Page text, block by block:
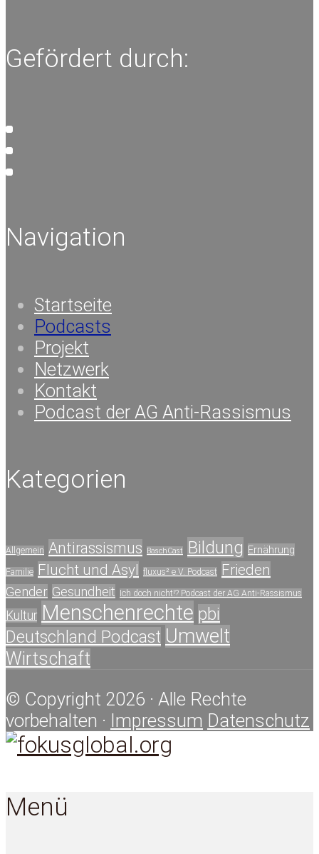
Gefördert durch:
Navigation
Startseite
Podcasts
Projekt
Netzwerk
Kontakt
Podcast der AG Anti-Rassismus
Kategorien
Allgemein Antirassismus BaschCast Bildung Ernährung
Familie Flucht und Asyl fluxus² e.V. Podcast Frieden
Gender Gesundheit Ich doch nicht!? Podcast der AG Anti-Rassismus
Kultur Menschenrechte pbi
Deutschland Podcast Umwelt
Wirtschaft
© Copyright 2026 · Alle Rechte
vorbehalten · Impressum Datenschutz
Menü